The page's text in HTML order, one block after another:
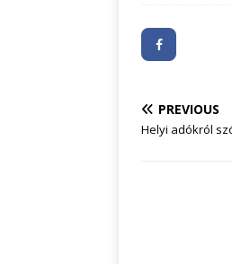
PREVIOUS
Helyi adókról